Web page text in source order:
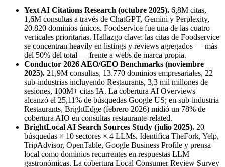
Yext AI Citations Research (octubre 2025). 6,8M citas,
1,6M consultas a través de ChatGPT, Gemini y Perplexity,
20.820 dominios únicos. Foodservice fue una de las cuatro
verticales prioritarias. Hallazgo clave: las citas de Foodservice
se concentran heavily en listings y reviews agregados — más
del 50% del total — frente a webs de marca propia.
Conductor 2026 AEO/GEO Benchmarks (noviembre
2025). 21,9M consultas, 13.770 dominios empresariales, 22
sub-industrias incluyendo Restaurants, 3,3 mil millones de
sesiones, 100M+ citas IA. La cobertura AI Overviews
alcanzó el 25,11% de búsquedas Google US; en sub-industria
Restaurants, BrightEdge (febrero 2026) midió un 78% de
cobertura AIO en consultas restaurante-related.
BrightLocal AI Search Sources Study (julio 2025). 20
búsquedas × 10 sectores × 4 LLMs. Identifica TheFork, Yelp,
TripAdvisor, OpenTable, Google Business Profile y prensa
local como dominios recurrentes en respuestas LLM
gastronómicas. La cobertura Local Consumer Review Survey